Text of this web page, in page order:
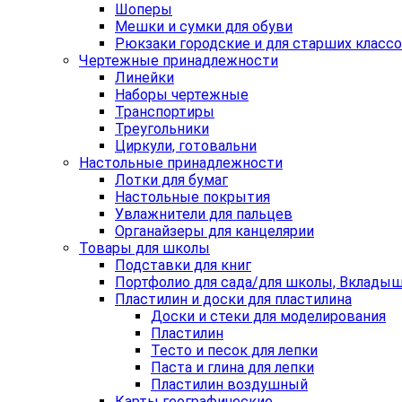
Шоперы
Мешки и сумки для обуви
Рюкзаки городские и для старших
Чертежные принадлежности
Линейки
Наборы чертежные
Транспортиры
Треугольники
Циркули, готовальни
Настольные принадлежности
Лотки для бумаг
Настольные покрытия
Увлажнители для пальцев
Органайзеры для канцелярии
Товары для школы
Подставки для книг
Портфолио для сада/для школы,
Пластилин и доски для пластилина
Доски и стеки для моделирования
Пластилин
Тесто и песок для лепки
Паста и глина для лепки
Пластилин воздушный